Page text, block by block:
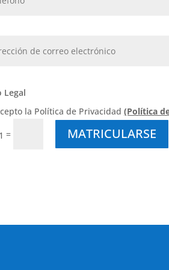
Legal
la Política de Privacidad(Política
= MATRICULARSE